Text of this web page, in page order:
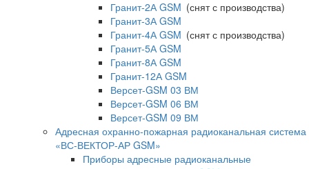
Гранит-2А GSM (снят с производства)
Гранит-3А GSM
Гранит-4А GSM (снят с производства)
Гранит-5А GSM
Гранит-8А GSM
Гранит-12А GSM
Версет-GSM 03 ВМ
Версет-GSM 06 ВМ
Версет-GSM 09 ВМ
Адресная охранно-пожарная радиоканальная система
«ВС-ВЕКТОР-АР GSM»
Приборы адресные радиоканальные